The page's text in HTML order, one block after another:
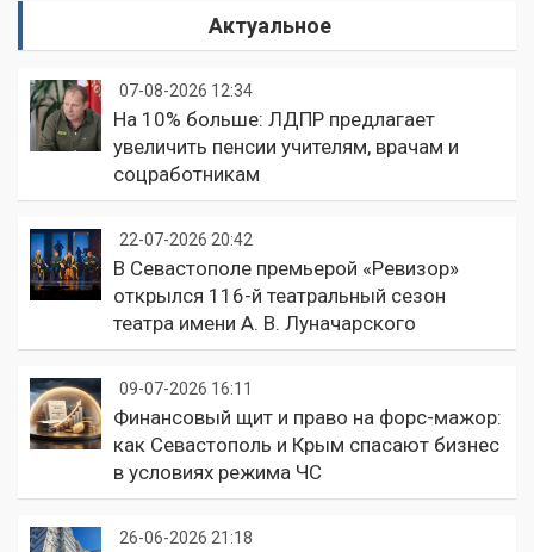
Актуальное
07-08-2026 12:34
На 10% больше: ЛДПР предлагает
увеличить пенсии учителям, врачам и
соцработникам
22-07-2026 20:42
В Севастополе премьерой «Ревизор»
открылся 116-й театральный сезон
театра имени А. В. Луначарского
09-07-2026 16:11
Финансовый щит и право на форс-мажор:
как Севастополь и Крым спасают бизнес
в условиях режима ЧС
26-06-2026 21:18